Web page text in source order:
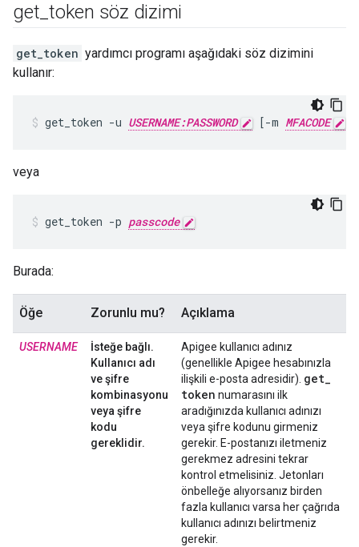
get _token söz dizimi
get_token yardımcı programı aşağıdaki söz dizimini
kullanır:
get_token -u USERNAME:PASSWORD [-m MFACODE ]
veya
get_token -p passcode
Burada:
Öğe Zorunlu mu? Açıklama
USERNAME
İsteğe bağlı.
Kullanıcı adı
ve şifre
kombinasyonu
veya şifre
kodu
gereklidir.
Apigee kullanıcı adınız
(genellikle Apigee hesabınızla
ilişkili e-posta adresidir). get_
token numarasını ilk
aradığınızda kullanıcı adınızı
veya şifre kodunu girmeniz
gerekir. E-postanızı iletmeniz
gerekmez adresini tekrar
kontrol etmelisiniz. Jetonları
önbelleğe alıyorsanız birden
fazla kullanıcı varsa her çağrıda
kullanıcı adınızı belirtmeniz
gerekir.